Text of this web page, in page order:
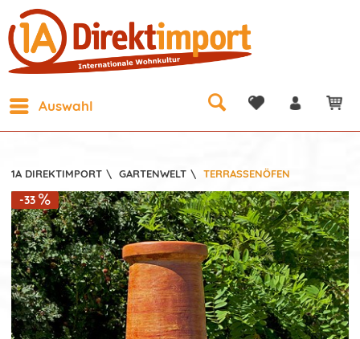
Auswahl
1A DIREKTIMPORT \ GARTENWELT \ TERRASSENÖFEN
-33